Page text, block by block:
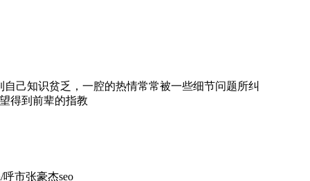
己知识贫乏，一腔的热情常常被一些细节问题所纠
得到前辈的指教
市张豪杰seo